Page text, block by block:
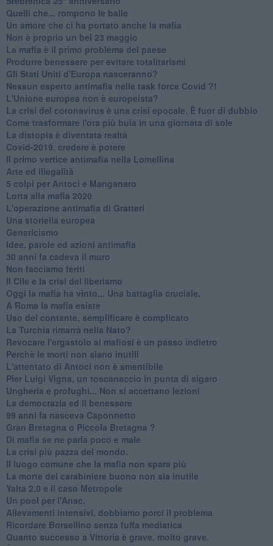
Quelli che... rompono le balle
Un amore che ci ha portato anche la mafia
Non è proprio un bel 23 maggio
La mafia è il primo problema del paese
Produrre benessere per evitare totalitarismi
Gli Stati Uniti d'Europa nasceranno?
Nessun esperto antimafia nelle task force Covid ?!
L'Unione europea non è europeista?
La crisi del coronavirus è una crisi epocale. È fuor di dubbio
Come trasformare l'ora più buia in una giornata di sole
​La distopia è diventata realtà
Covid-2019, credere è potere
Il primo vertice antimafia nella Lomellina
Arte ed illegalità
​5 colpi per Antoci e Manganaro
Lotta alla mafia 2020
L'operazione antimafia di Gratteri
Una storiella europea
Genericismo
Idee, parole ed azioni antimafia
30 anni fa cadeva il muro
Non facciamo feriti
Il Cile e la crisi del liberismo
Oggi la mafia ha vinto... Una battaglia cruciale.
A Roma la mafia esiste
Uso del contante, semplificare è complicato
La Turchia rimarrà nella Nato?
Revocare l'ergastolo ai mafiosi è un passo indietro
Perchè le morti non siano inutili
L'attentato di Antoci non è smentibile
Pier Luigi Vigna, un toscanaccio in punta di sigaro
Ungheria e profughi... Non si accettano lezioni
La democrazia ed il benessere
99 anni fa nasceva Caponnetto
Gran Bretagna o Piccola Bretagna ?
Di mafia se ne parla poco e male
La crisi più pazza del mondo.
Il luogo comune che la mafia non spara più
La morte del carabiniere buono non sia inutile
Yalta 2.0 e il caso Metropole
​Un pool per l'Anac.
Allevamenti intensivi, dobbiamo porci il problema
Ricordare Borsellino senza fuffa mediatica
​Quanto successo a Vittoria è grave, molto grave.